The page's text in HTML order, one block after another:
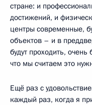
стране: и
достижений, и
центры современные,
объектов – и в
будут проходить,
что мы считаем это
Ещё раз с
каждый раз, когда я